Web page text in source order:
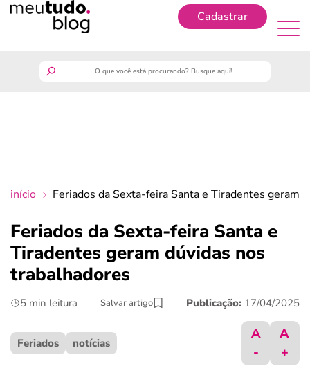
Cadastrar
crédito fácil
início Feriados da Sexta-feira Santa e Tiradentes geram
Feriados da Sexta-feira Santa e
Tiradentes geram dúvidas nos
trabalhadores
5 min leitura Salvar artigo Publicação: 17/04/2025
Feriados notícias
A
-
A
+